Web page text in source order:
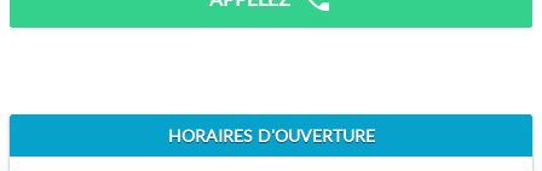
HORAIRES D'OUVERTURE